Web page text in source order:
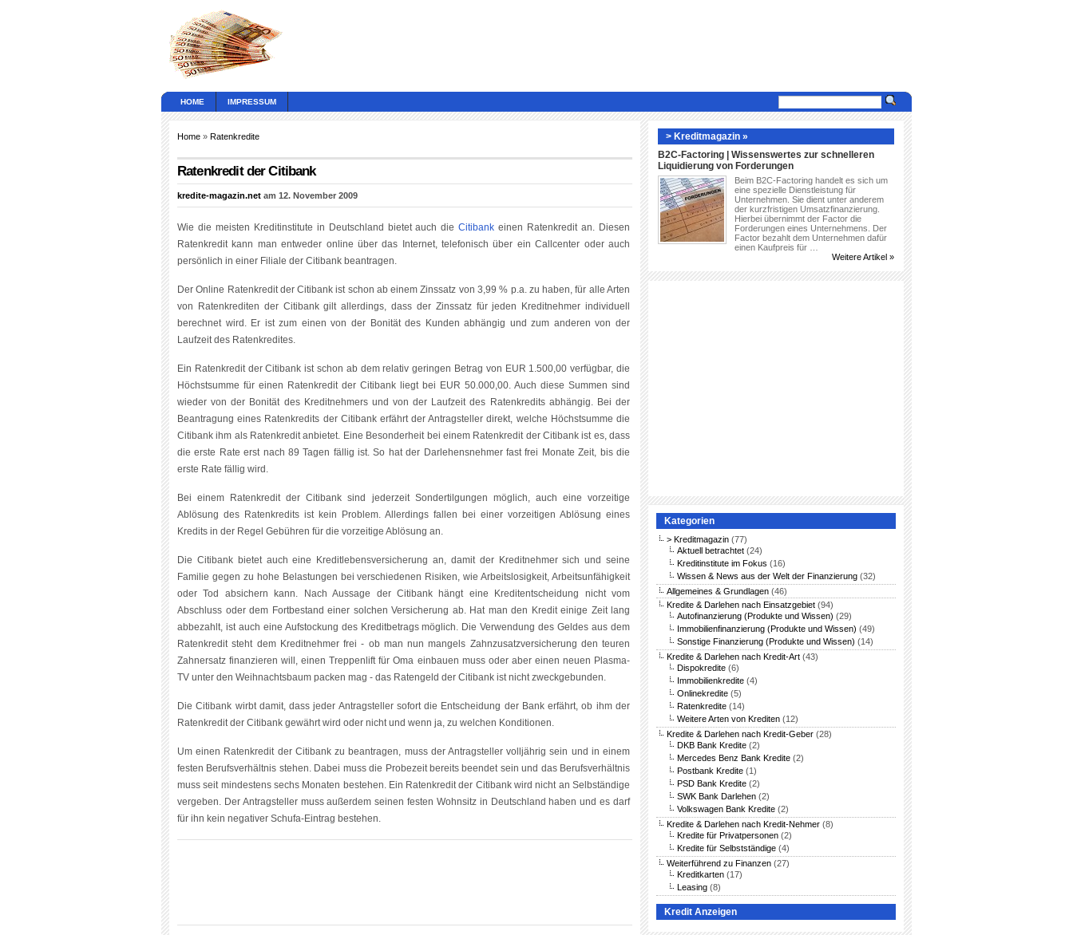
HOME IMPRESSUM
Home » Ratenkredite
Ratenkredit der Citibank
kredite-magazin.net am 12. November 2009
Wie die meisten Kreditinstitute in Deutschland bietet auch dieCitibank einen Ratenkredit an. Diesen
Ratenkredit kann man entweder online über das Internet, telefonisch über ein Callcenter oder auch
persönlich in einer Filiale der Citibank beantragen.
Der Online Ratenkredit der Citibank ist schon ab einem Zinssatz von 3,99 % p.a. zu haben, für alle Arten
von Ratenkrediten der Citibank gilt allerdings, dass der Zinssatz für jeden Kreditnehmer individuell
berechnet wird. Er ist zum einen von der Bonität des Kunden abhängig und zum anderen von der
Laufzeit des Ratenkredites.
Ein Ratenkredit der Citibank ist schon ab dem relativ geringen Betrag von EUR 1.500,00 verfügbar, die
Höchstsumme für einen Ratenkredit der Citibank liegt bei EUR 50.000,00. Auch diese Summen sind
wieder von der Bonität des Kreditnehmers und von der Laufzeit des Ratenkredits abhängig. Bei der
Beantragung eines Ratenkredits der Citibank erfährt der Antragsteller direkt, welche Höchstsumme die
Citibank ihm als Ratenkredit anbietet. Eine Besonderheit bei einem Ratenkredit der Citibank ist es, dass
die erste Rate erst nach 89 Tagen fällig ist. So hat der Darlehensnehmer fast frei Monate Zeit, bis die
erste Rate fällig wird.
Bei einem Ratenkredit der Citibank sind jederzeit Sondertilgungen möglich, auch eine vorzeitige
Ablösung des Ratenkredits ist kein Problem. Allerdings fallen bei einer vorzeitigen Ablösung eines
Kredits in der Regel Gebühren für die vorzeitige Ablösung an.
Die Citibank bietet auch eine Kreditlebensversicherung an, damit der Kreditnehmer sich und seine
Familie gegen zu hohe Belastungen bei verschiedenen Risiken, wie Arbeitslosigkeit, Arbeitsunfähigkeit
oder Tod absichern kann. Nach Aussage der Citibank hängt eine Kreditentscheidung nicht vom
Abschluss oder dem Fortbestand einer solchen Versicherung ab. Hat man den Kredit einige Zeit lang
abbezahlt, ist auch eine Aufstockung des Kreditbetrags möglich. Die Verwendung des Geldes aus dem
Ratenkredit steht dem Kreditnehmer frei - ob man nun mangels Zahnzusatzversicherung den teuren
Zahnersatz finanzieren will, einen Treppenlift für Oma einbauen muss oder aber einen neuen Plasma-
TV unter den Weihnachtsbaum packen mag - das Ratengeld der Citibank ist nicht zweckgebunden.
Die Citibank wirbt damit, dass jeder Antragsteller sofort die Entscheidung der Bank erfährt, ob ihm der
Ratenkredit der Citibank gewährt wird oder nicht und wenn ja, zu welchen Konditionen.
Um einen Ratenkredit der Citibank zu beantragen, muss der Antragsteller volljährig sein und in einem
festen Berufsverhältnis stehen. Dabei muss die Probezeit bereits beendet sein und das Berufsverhältnis
muss seit mindestens sechs Monaten bestehen. Ein Ratenkredit der Citibank wird nicht an Selbständige
vergeben. Der Antragsteller muss außerdem seinen festen Wohnsitz in Deutschland haben und es darf
für ihn kein negativer Schufa-Eintrag bestehen.
> Kreditmagazin »
B2C-Factoring | Wissenswertes zur schnelleren
Liquidierung von Forderungen
Beim B2C-Factoring handelt es sich um
eine spezielle Dienstleistung für
Unternehmen. Sie dient unter anderem
der kurzfristigen Umsatzfinanzierung.
Hierbei übernimmt der Factor die
Forderungen eines Unternehmens. Der
Factor bezahlt dem Unternehmen dafür
einen Kaufpreis für …
Weitere Artikel »
Kategorien
> Kreditmagazin (77)
Aktuell betrachtet (24)
Kreditinstitute im Fokus (16)
Wissen & News aus der Welt der Finanzierung (32)
Allgemeines & Grundlagen (46)
Kredite & Darlehen nach Einsatzgebiet (94)
Autofinanzierung (Produkte und Wissen) (29)
Immobilienfinanzierung (Produkte und Wissen) (49)
Sonstige Finanzierung (Produkte und Wissen) (14)
Kredite & Darlehen nach Kredit-Art (43)
Dispokredite (6)
Immobilienkredite (4)
Onlinekredite (5)
Ratenkredite (14)
Weitere Arten von Krediten (12)
Kredite & Darlehen nach Kredit-Geber (28)
DKB Bank Kredite (2)
Mercedes Benz Bank Kredite (2)
Postbank Kredite (1)
PSD Bank Kredite (2)
SWK Bank Darlehen (2)
Volkswagen Bank Kredite (2)
Kredite & Darlehen nach Kredit-Nehmer (8)
Kredite für Privatpersonen (2)
Kredite für Selbstständige (4)
Weiterführend zu Finanzen (27)
Kreditkarten (17)
Leasing (8)
Kredit Anzeigen